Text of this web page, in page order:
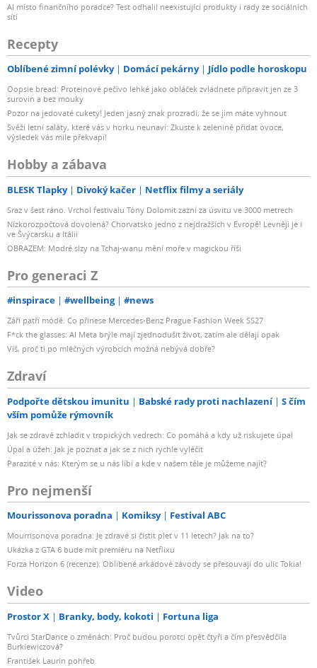
AI místo finančního poradce? Test odhalil neexistující produkty i rady ze sociálních
sítí
Recepty
Oblíbené zimní polévky Domácí pekárny Jídlo podle horoskopu
Oopsie bread: Proteinové pečivo lehké jako obláček zvládnete připravit jen ze 3
surovin a bez mouky
Pozor na jedovaté cukety! Jeden jasný znak prozradí, že se jim máte vyhnout
Svěží letní saláty, které vás v horku neunaví: Zkuste k zelenině přidat ovoce,
výsledek vás mile překvapí!
Hobby a zábava
BLESK Tlapky Divoký kačer Netflix filmy a seriály
Sraz v šest ráno. Vrchol festivalu Tóny Dolomit zazní za úsvitu ve 3000 metrech
Nízkorozpočtová dovolená? Chorvatsko jedno z nejdražších v Evropě! Levněji je i
ve Švýcarsku a Itálii
OBRAZEM: Modré slzy na Tchaj-wanu mění moře v magickou říši
Pro generaci Z
#inspirace #wellbeing #news
Září patří módě: Co přinese Mercedes-Benz Prague Fashion Week SS27
F*ck the glasses: AI Meta brýle mají zjednodušit život, zatím ale dělají opak
Víš, proč ti po mléčných výrobcích možná nebývá dobře?
Zdraví
Podpořte dětskou imunitu Babské rady proti nachlazení
S čím
vším pomůže rýmovník
Jak se zdravě zchladit v tropických vedrech: Co pomáhá a kdy už riskujete úpal
Úpal a úžeh: Jak je poznat a jak se z nich rychle vyléčit
Parazité v nás: Kterým se u nás líbí a kde v našem těle je můžeme najít?
Pro nejmenší
Mourissonova poradna Komiksy Festival ABC
Mourrisonova poradna: Je zdravé si čistit pleť v 11 letech? Jak na to?
Ukázka z GTA 6 bude mít premiéru na Netflixu
Forza Horizon 6 (recenze): Oblíbené arkádové závody se přesouvají do ulic Tokia!
Video
Prostor X Branky, body, kokoti Fortuna liga
Tvůrci StarDance o změnách: Proč budou porotci opět čtyři a čím přesvědčila
Burkiewiczová?
František Laurin pohřeb